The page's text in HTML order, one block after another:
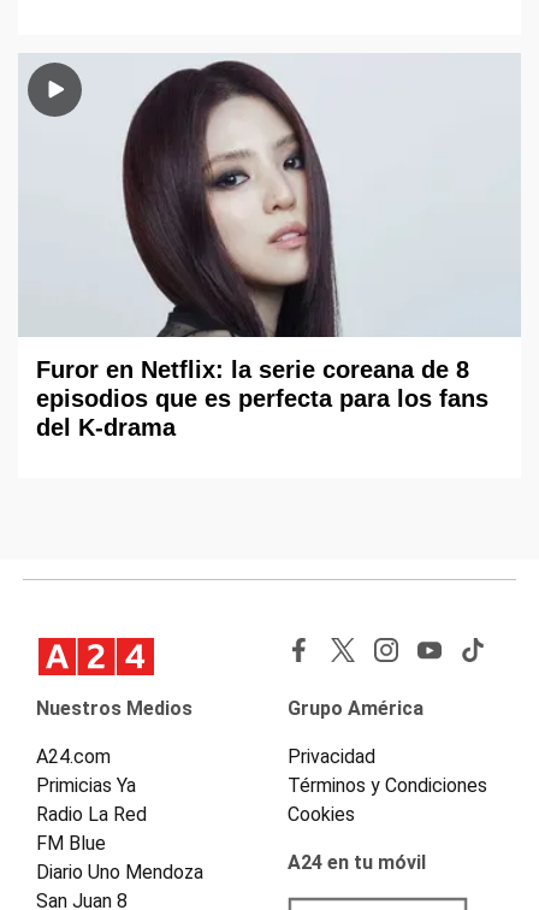
Furor en Netflix: la serie coreana de 8
episodios que es perfecta para los fans
del K-drama
Nuestros Medios
A24.com
Primicias Ya
Radio La Red
FM Blue
Diario Uno Mendoza
San Juan 8
Grupo América
Privacidad
Términos y Condiciones
Cookies
A24 en tu móvil